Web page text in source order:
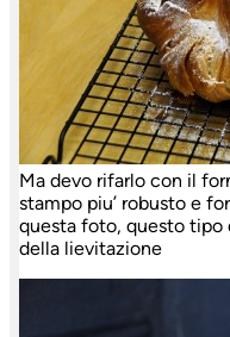
Ma devo rifarlo con il
stampo piu’ robusto e
questa foto, questo tipo
della lievitazione